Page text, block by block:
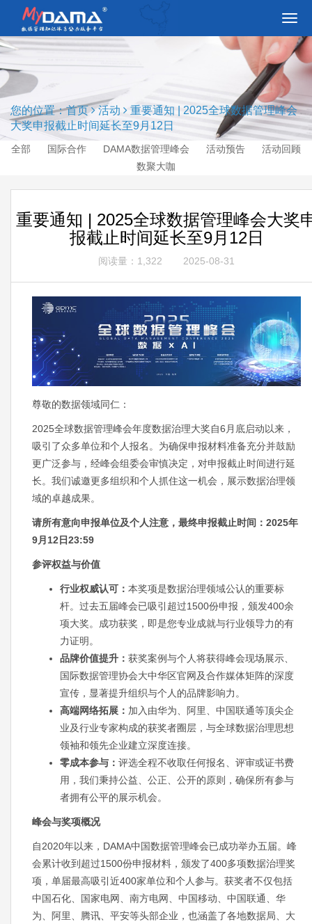
切
导
航
您的位置：首页 活动
重要通知 | 2025全球数据管理峰会
大奖申报截止时间延长至9月12日
全部 国际合作 DAMA数据管理峰会 活动预告
活动回顾
数聚大咖
重要通知 | 2025全球数据管理峰会大奖
报截止时间延长至9月12日
阅读量：1,322 2025-08-31
尊敬的数据领域同仁：
2025全球数据管理峰会年度数据治理大奖自6月底启动以来，
吸引了众多单位和个人报名。为确保申报材料准备充分并鼓励
更广泛参与，经峰会组委会审慎决定，对申报截止时间进行延
长。我们诚邀更多组织和个人抓住这一机会，展示数据治理领
域的卓越成果。
请所有意向申报单位及个人注意，最终申报截止时间：2025年
9月12日23:59
参评权益与价值
行业权威认可： 本奖项是数据治理领域公认的重要标
杆。过去五届峰会已吸引超过1500份申报，颁发400余
项大奖。成功获奖，即是您专业成就与行业领导力的有
力证明。
品牌价值提升： 获奖案例与个人将获得峰会现场展示、
国际数据管理协会大中华区官网及合作媒体矩阵的深度
宣传，显著提升组织与个人的品牌影响力。
高端网络拓展： 加入由华为、阿里、中国联通等顶尖企
业及行业专家构成的获奖者圈层，与全球数据治理思想
领袖和领先企业建立深度连接。
零成本参与： 评选全程不收取任何报名、评审或证书费
用，我们秉持公益、公正、公开的原则，确保所有参与
者拥有公平的展示机会。
峰会与奖项概况
自2020年以来，DAMA中国数据管理峰会已成功举办五届。峰
会累计收到超过1500份申报材料，颁发了400多项数据治理奖
项，单届最高吸引近400家单位和个人参与。获奖者不仅包括
中国石化、国家电网、南方电网、中国移动、中国联通、华
为、阿里、腾讯、平安等头部企业，也涵盖了各地数据局、大